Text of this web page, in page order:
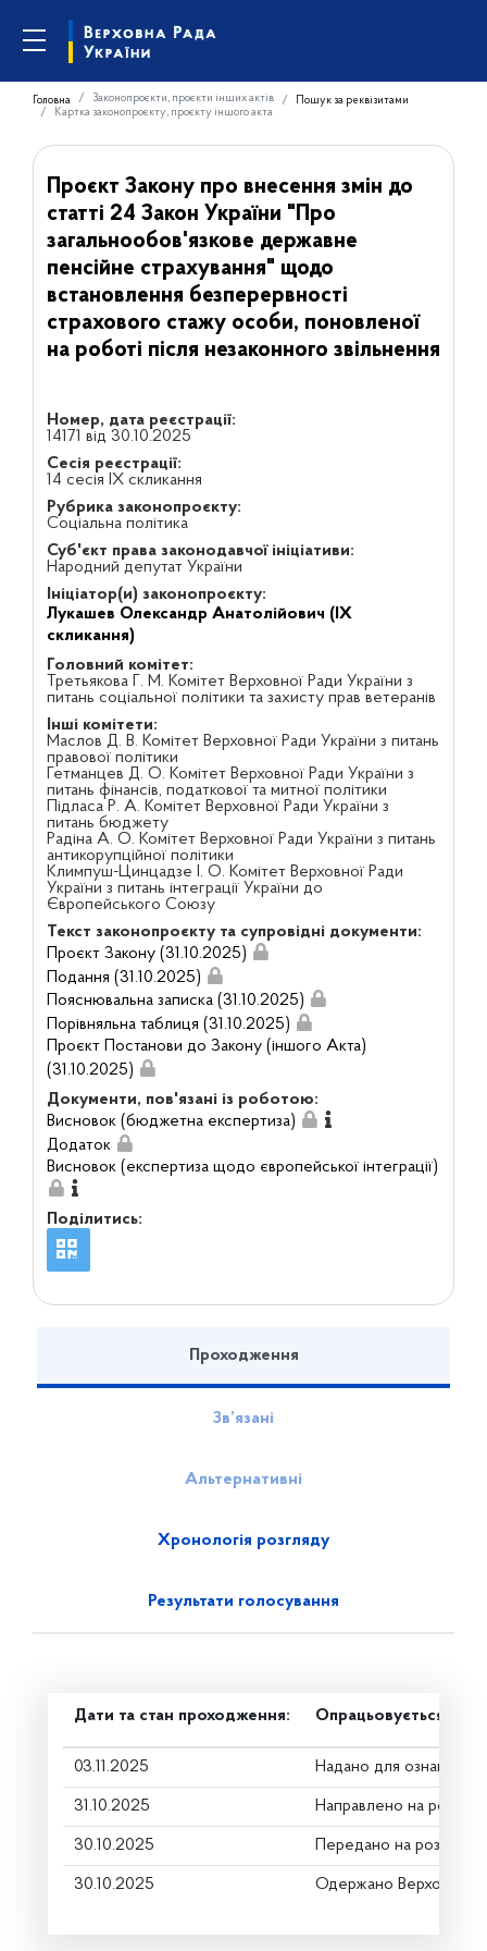
Головна Законопроєкти, проєкти інших актів
Пошук за реквізитами
Картка законопроєкту, проєкту іншого акта
Проєкт Закону про внесення змін до
статті 24 Закон України "Про
загальнообов'язкове державне
пенсійне страхування" щодо
встановлення безперервності
страхового стажу особи, поновленої
на роботі після незаконного звільнення
Номер, дата реєстрації:
14171 від 30.10.2025
Сесія реєстрації:
14 сесія IX скликання
Рубрика законопроєкту:
Соціальна політика
Суб'єкт права законодавчої ініціативи:
Народний депутат України
Ініціатор(и) законопроєкту:
Лукашев Олександр Анатолійович (IX
скликання)
Головний комітет:
Третьякова Г. М. Комітет Верховної Ради України з
питань соціальної політики та захисту прав ветеранів
Інші комітети:
Маслов Д. В. Комітет Верховної Ради України з питань
правової політики
Гетманцев Д. О. Комітет Верховної Ради України з
питань фінансів, податкової та митної політики
Підласа Р. А. Комітет Верховної Ради України з
питань бюджету
Радіна А. О. Комітет Верховної Ради України з питань
антикорупційної політики
Климпуш-Цинцадзе І. О. Комітет Верховної Ради
України з питань інтеграції України до
Європейського Союзу
Текст законопроєкту та супровідні документи:
Проєкт Закону (31.10.2025)
Подання (31.10.2025)
Пояснювальна записка (31.10.2025)
Порівняльна таблиця (31.10.2025)
Проєкт Постанови до Закону (іншого Акта)
(31.10.2025)
Документи, пов'язані із роботою:
Висновок (бюджетна експертиза)
Додаток
Висновок (експертиза щодо європейської інтеграції)
Поділитись:
Проходження
Зв’язані
Альтернативні
Хронологія розгляду
Результати голосування
Дати та стан проходження: Опрацьовується в
03.11.2025 Надано для
31.10.2025 Направлено на
30.10.2025 Передано на розгляд
30.10.2025 Одержано Верховною